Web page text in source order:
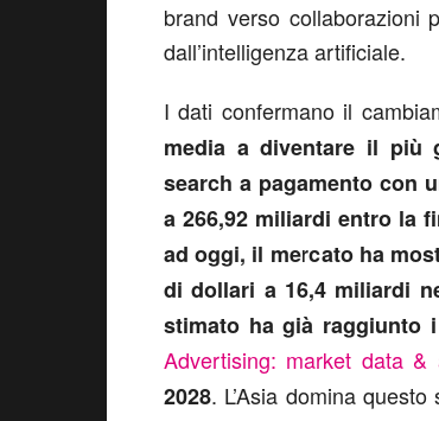
brand verso collaborazioni
dall’intelligenza artificiale.
I dati confermano il
media a diventare il più
search a pagamento con
a 266,92 miliardi entro la
ad oggi, il mercato ha
di dollari a 16,4 miliardi
stimato ha già raggiunto
Advertising: market data &
2028. L’Asia domina